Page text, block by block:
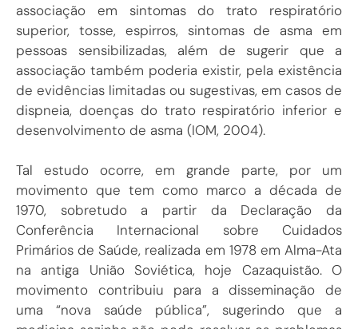
associação em sintomas do trato respiratório
superior, tosse, espirros, sintomas de asma em
pessoas sensibilizadas, além de sugerir que a
associação também poderia existir, pela existência
de evidências limitadas ou sugestivas, em casos de
dispneia, doenças do trato respiratório inferior e
desenvolvimento de asma (IOM, 2004).
Tal estudo ocorre, em grande parte, por um
movimento que tem como marco a década de
1970, sobretudo a partir da Declaração da
Conferência Internacional sobre Cuidados
Primários de Saúde, realizada em 1978 em Alma-Ata
na antiga União Soviética, hoje Cazaquistão. O
movimento contribuiu para a disseminação de
uma “nova saúde pública”, sugerindo que a